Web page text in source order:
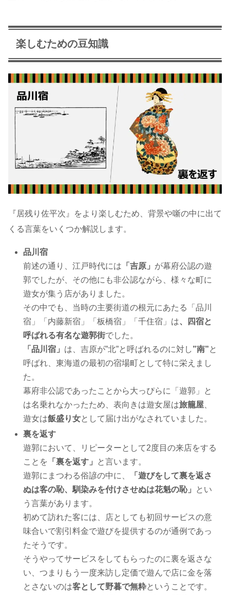
楽しむための豆知識
『居残り佐平次』をより楽しむため、背景や噺の中に出て
くる言葉をいくつか解説します。
品川宿
前述の通り、江戸時代には 「吉原」 が幕府公認の遊
郭でしたが、その他にも非公認ながら、様々な町に
遊女が集う店がありました。
その中でも、当時の主要街道の根元にあたる「品川
宿」「内藤新宿」「板橋宿」「千住宿」は、四宿と
呼ばれる有名な遊郭街でした。
「品川宿」 は、吉原が”北”と呼ばれるのに対し”南” と
呼ばれ、東海道の最初の宿場町として特に栄えまし
た。
幕府非公認であったことから大っぴらに「遊郭」と
は名乗れなかったため、表向きは遊女屋は旅籠屋
遊女は飯盛り女として届け出がなされていました。
裏を返す
遊郭において、リピーターとして2度目の来店をする
ことを
「裏を返す」
と言います。
遊郭にまつわる俗諺の中に、
「遊びをして裏を返さ
ぬは客の恥、馴染みを付けさせぬは花魁の恥」
とい
う言葉があります。
初めて訪れた客には、店としても初回サービスの意
味合いで割引料金で遊びを提供するのが通例であっ
たそうです。
そうやってサービスをしてもらったのに裏を返さな
い、つまりもう一度来訪し定価で遊んで店に金を落
とさないのは客として野暮で無粋ということです。